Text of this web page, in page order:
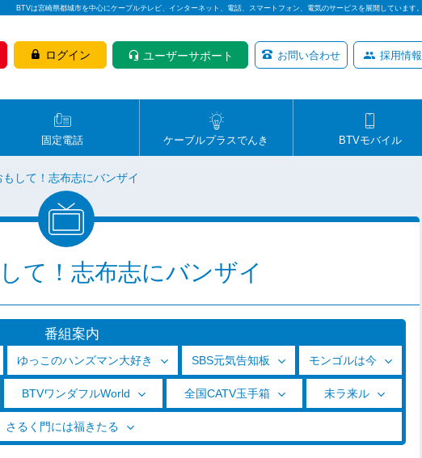
BTVは宮崎県都城市を中心にケーブルテレビ、インターネット、電話、スマートフォン、電気のサービスを展開しています。
ログイン ユーザーサポート お問い合わせ 採用情報
固定電話 ケーブルプラスでんき BTVモバイル
もして！志布志にバンザイ
て！志布志にバンザイ
番組案内
ゆっこのハンズマン大好き SBS元気告知板 モンゴルは今
BTVワンダフルWorld 全国CATV玉手箱 未ラ来ル
さるく門には福きたる